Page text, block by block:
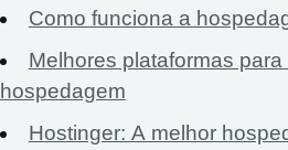
Como funciona a
Melhores plataformas
hospedagem
Hostinger: A melhor